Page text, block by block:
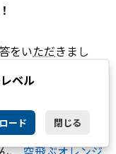
をいただきまし
Azlaw
、elly2
さん、
ベル
ード 閉じる